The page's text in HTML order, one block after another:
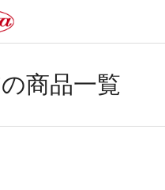
商品一覧